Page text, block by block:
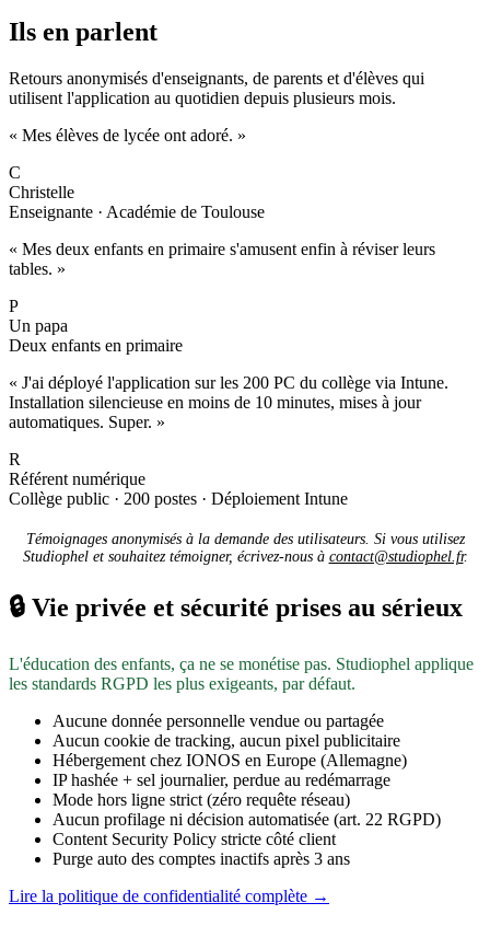
Ils en parlent
Retours anonymisés d'enseignants, de parents et d'élèves qui
utilisent l'application au quotidien depuis plusieurs mois.
« Mes élèves de lycée ont adoré. »
C
Christelle
Enseignante · Académie de Toulouse
« Mes deux enfants en primaire s'amusent enfin à réviser leurs
tables. »
P
Un papa
Deux enfants en primaire
« J'ai déployé l'application sur les 200 PC du collège via Intune.
Installation silencieuse en moins de 10 minutes, mises à jour
automatiques. Super. »
R
Référent numérique
Collège public · 200 postes · Déploiement Intune
Témoignages anonymisés à la demande des utilisateurs. Si vous utilisez
Studiophel et souhaitez témoigner, écrivez-nous à contact@studiophel.fr.
🔒 Vie privée et sécurité prises au sérieux
L'éducation des enfants, ça ne se monétise pas. Studiophel applique
les standards RGPD les plus exigeants, par défaut.
Aucune donnée personnelle vendue ou partagée
Aucun cookie de tracking, aucun pixel publicitaire
Hébergement chez IONOS en Europe (Allemagne)
IP hashée + sel journalier, perdue au redémarrage
Mode hors ligne strict (zéro requête réseau)
Aucun profilage ni décision automatisée (art. 22 RGPD)
Content Security Policy stricte côté client
Purge auto des comptes inactifs après 3 ans
Lire la politique de confidentialité complète →